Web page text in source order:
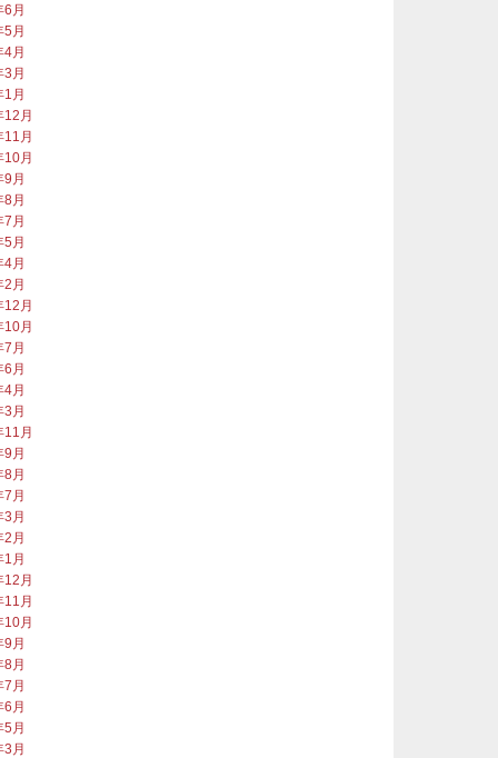
6月
5月
4月
3月
1月
12月
11月
10月
9月
8月
7月
5月
4月
2月
12月
10月
7月
6月
4月
3月
11月
9月
8月
7月
3月
2月
1月
12月
11月
10月
9月
8月
7月
6月
5月
3月